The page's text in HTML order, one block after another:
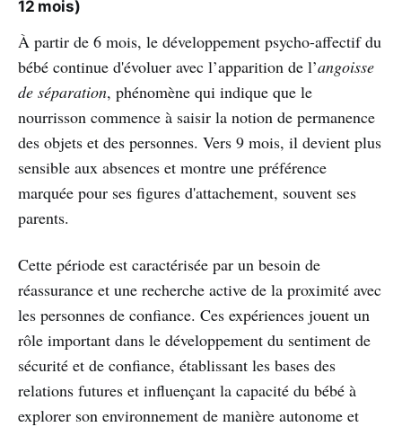
12 mois)
À partir de 6 mois, le développement psycho-affectif du
bébé continue d'évoluer avec l’apparition de l’angoisse
de séparation, phénomène qui indique que le
nourrisson commence à saisir la notion de permanence
des objets et des personnes. Vers 9 mois, il devient plus
sensible aux absences et montre une préférence
marquée pour ses figures d'attachement, souvent ses
parents.
Cette période est caractérisée par un besoin de
réassurance et une recherche active de la proximité avec
les personnes de confiance. Ces expériences jouent un
rôle important dans le développement du sentiment de
sécurité et de confiance, établissant les bases des
relations futures et influençant la capacité du bébé à
explorer son environnement de manière autonome et